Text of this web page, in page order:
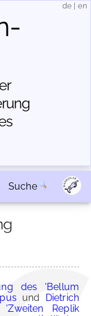
de en
Suche
des 'Bellum
und Dietrich
Replik